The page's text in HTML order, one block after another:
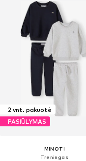
2 vnt. pakuotė
PASIŪLYMAS
MINOTI
Treningas